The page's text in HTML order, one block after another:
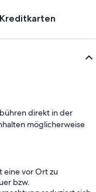
direkt in der
möglicherweise
vor Ort zu
bzw.